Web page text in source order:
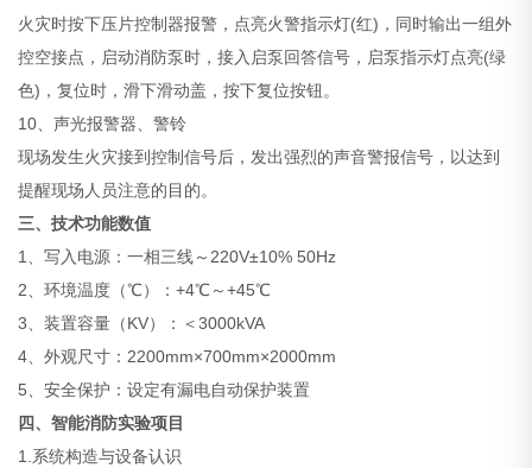
火灾时按下压片控制器报警，点亮火警指示灯(红)，同时输出一组外
控空接点，启动消防泵时，接入启泵回答信号，启泵指示灯点亮(绿
色)，复位时，滑下滑动盖，按下复位按钮。
10、声光报警器、警铃
现场发生火灾接到控制信号后，发出强烈的声音警报信号，以达到
提醒现场人员注意的目的。
三、技术功能数值
1、写入电源：一相三线～220V±10% 50Hz
2、环境温度（℃）：+4℃～+45℃
3、装置容量（KV）：＜3000kVA
4、外观尺寸：2200mm×700mm×2000mm
5、安全保护：设定有漏电自动保护装置
四、智能消防实验项目
1.系统构造与设备认识